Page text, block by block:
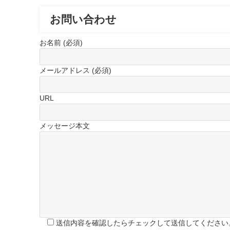
お問い合わせ
お名前 (必須)
メールアドレス (必須)
URL
メッセージ本文
送信内容を確認したらチェックして送信してください